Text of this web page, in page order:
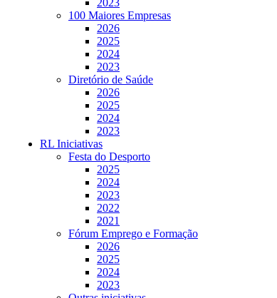
100 Maiores Empresas
2026
2025
2024
2023
Diretório de Saúde
2026
2025
2024
2023
RL Iniciativas
Festa do Desporto
2025
2024
2023
2022
2021
Fórum Emprego e Formação
2026
2025
2024
2023